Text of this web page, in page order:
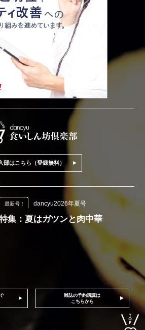
部はこちら（登録無料）
最新号！ dancyu2026年夏号
集：夏はガツンと肉中華
雑誌の予約購読は
こちらから